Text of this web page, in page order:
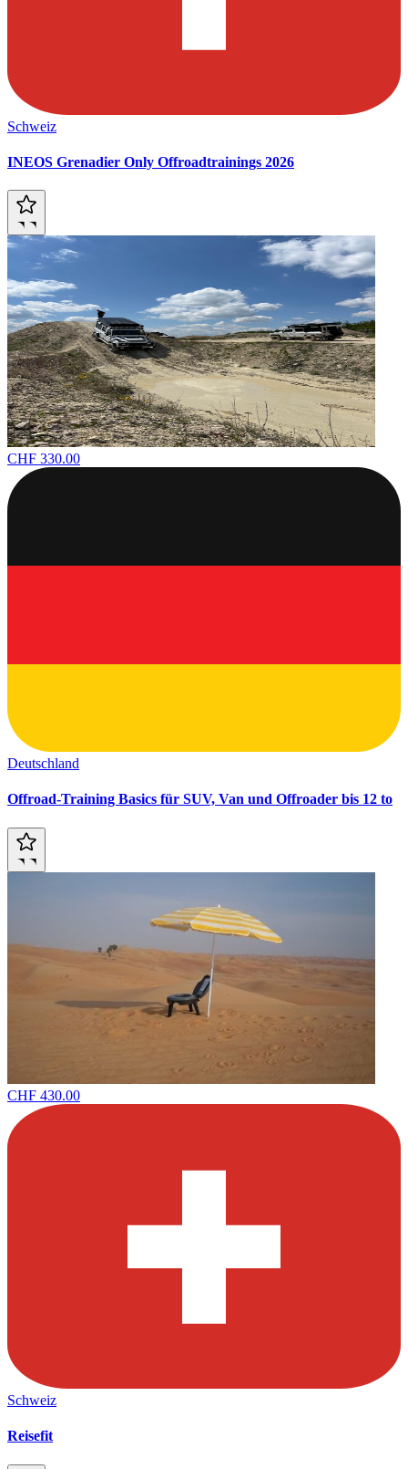
Schweiz
INEOS Grenadier Only Offroadtrainings 2026
CHF 330.00
Deutschland
Offroad-Training Basics für SUV, Van und Offroader bis 12 to
CHF 430.00
Schweiz
Reisefit